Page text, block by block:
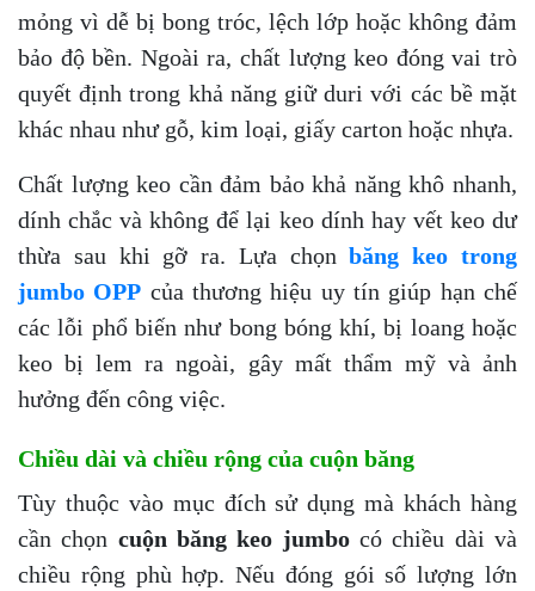
mỏng vì dễ bị bong tróc, lệch lớp hoặc không đảm
bảo độ bền. Ngoài ra, chất lượng keo đóng vai trò
quyết định trong khả năng giữ duri với các bề mặt
khác nhau như gỗ, kim loại, giấy carton hoặc nhựa.
Chất lượng keo cần đảm bảo khả năng khô nhanh,
dính chắc và không để lại keo dính hay vết keo dư
thừa sau khi gỡ ra. Lựa chọnbăng keo trong
jumbo OPP của thương hiệu uy tín giúp hạn chế
các lỗi phổ biến như bong bóng khí, bị loang hoặc
keo bị lem ra ngoài, gây mất thẩm mỹ và ảnh
hưởng đến công việc.
Chiều dài và chiều rộng của cuộn băng
Tùy thuộc vào mục đích sử dụng mà khách hàng
cần chọn cuộn băng keo jumbocó chiều dài và
chiều rộng phù hợp. Nếu đóng gói số lượng lớn